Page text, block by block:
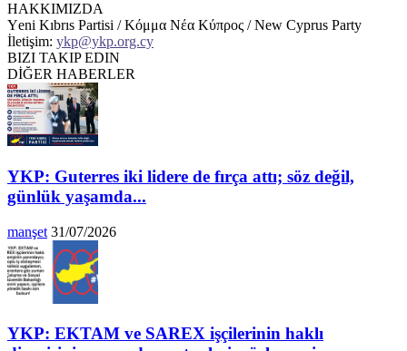
HAKKIMIZDA
Υeni Kıbrıs Partisi / Κόμμα Νέα Κύπρος / New Cyprus Party
İletişim: ykp@ykp.org.cy
BIZI TAKIP EDIN
DİĞER HABERLER
YKP: Guterres iki lidere de fırça attı; söz değil,
günlük yaşamda...
manşet 31/07/2026
YKP: EKTAM ve SAREX işçilerinin haklı